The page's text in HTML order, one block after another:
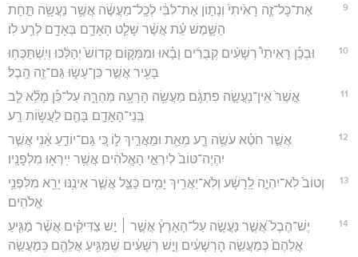
9
אֶת־כָּל־זֶ֤ה רָאִ֙יתִי֙ וְנָת֣וֹן אֶת־לִבִּ֔י לְכָֽל־מַעֲשֶׂ֔ה אֲשֶׁ֥ר נַעֲשָׂ֖ה תַּ֣חַת
הַשָּׁ֑מֶשׁ עֵ֗ת אֲשֶׁ֨ר שָׁלַ֧ט הָאָדָ֛ם בְּאָדָ֖ם לְרַ֥ע לֽוֹ׃
10
וּבְכֵ֡ן רָאִיתִי֩ רְשָׁעִ֨ים קְבֻרִ֜ים וָבָ֗אוּ וּמִמְּק֤וֹם קָדוֹשׁ֙ יְהַלֵּ֔כוּ וְיִֽשְׁתַּכְּח֥וּ
בָעִ֖יר אֲשֶׁ֣ר כֵּן־עָשׂ֑וּ גַּם־זֶ֖ה הָֽבֶל׃
11
אֲשֶׁר֙ אֵין־נַעֲשָׂ֣ה פִתְגָ֔ם מַעֲשֵׂ֥ה הָרָעָ֖ה מְהֵרָ֑ה עַל־כֵּ֡ן מָלֵ֞א לֵ֧ב
בְּֽנֵי־הָאָדָ֛ם בָּהֶ֖ם לַעֲשׂ֥וֹת רָֽע׃
12
אֲשֶׁ֣ר חֹטֶ֗א עֹשֶׂ֥ה רָ֛ע מְאַ֖ת וּמַאֲרִ֣יךְ ל֑וֹ כִּ֚י גַּם־יוֹדֵ֣עַ אָ֔נִי אֲשֶׁ֤ר
יִהְיֶה־טּוֹב֙ לְיִרְאֵ֣י הָאֱלֹהִ֔ים אֲשֶׁ֥ר יִֽירְא֖וּ מִלְּפָנָֽיו׃
13
וְטוֹב֙ לֹֽא־יִהְיֶ֣ה לָֽרָשָׁ֔ע וְלֹֽא־יַאֲרִ֥יךְ יָמִ֖ים כַּצֵּ֑ל אֲשֶׁ֛ר אֵינֶ֥נּוּ יָרֵ֖א מִלִּפְנֵ֥י
אֱלֹהִֽים׃
14
יֶשׁ־הֶבֶל֮ אֲשֶׁ֣ר נַעֲשָׂ֣ה עַל־הָאָרֶץ֒ אֲשֶׁ֣ר ׀ יֵ֣שׁ צַדִּיקִ֗ים אֲשֶׁ֨ר מַגִּ֤יעַ
אֲלֵהֶם֙ כְּמַעֲשֵׂ֣ה הָרְשָׁעִ֔ים וְיֵ֣שׁ רְשָׁעִ֔ים שֶׁמַּגִּ֥יעַ אֲלֵהֶ֖ם כְּמַעֲשֵׂ֣ה